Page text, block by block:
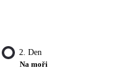
2. Den
Na moři